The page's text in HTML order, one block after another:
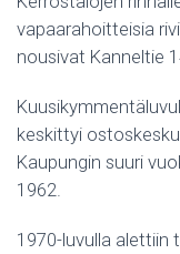
vapaarahoitteisia
nousivat Kanneltie
keskittyi
Kaupungin suuri
1962.
1970-luvulla alettiin